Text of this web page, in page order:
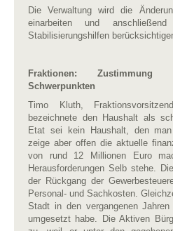
Die Verwaltung wird die
einarbeiten und
Stabilisierungshilfen
Fraktionen: Zustimmung
Schwerpunkten
Timo Kluth,
bezeichnete den Haushalt als
Etat sei kein Haushalt, den man
zeige aber offen die aktuelle
von rund 12 Millionen Euro
Herausforderungen Selb stehe.
der Rückgang der
Personal- und Sachkosten.
Stadt in den vergangenen
umgesetzt habe. Die Aktiven